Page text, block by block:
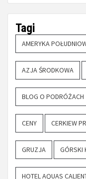
Tagi
AMERYKA
AZJA ŚRODKOWA
BLOG O PODRÓŻACH
CENY CERKIEW
GRUZJA GÓRSKI
HOTEL AQUAS